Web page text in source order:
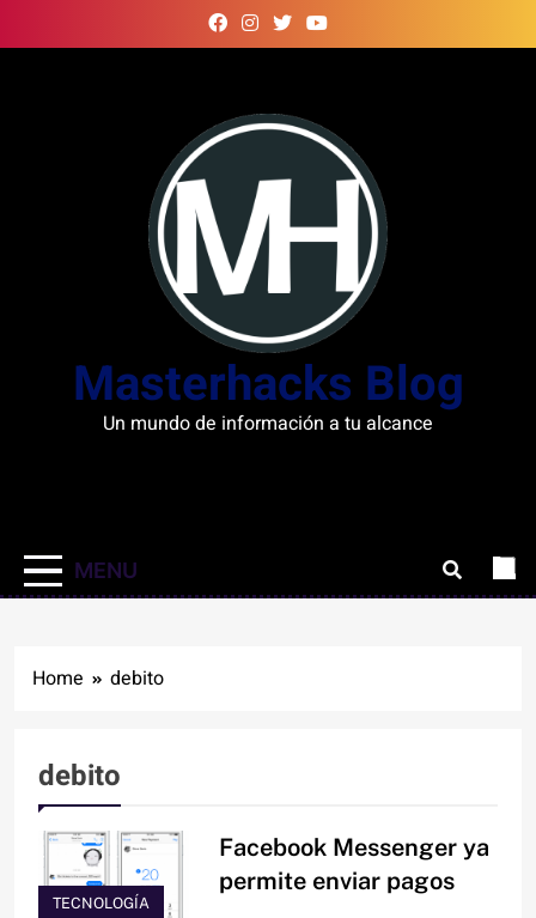
to
Masterhacks Blog
Un mundo de información a tu alcance
MENU
Home debito
debito
TECNOLOGÍA
Facebook Messenger ya
permite enviar pagos